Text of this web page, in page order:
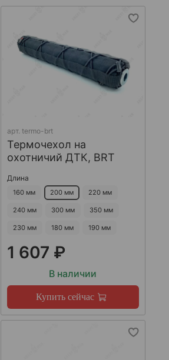
арт. termo-brt
Термочехол на
охотничий ДТК, BRT
Длина
160 мм 200 мм 220 мм
240 мм 300 мм 350 мм
230 мм 180 мм 190 мм
1 607 ₽
В наличии
Купить сейчас